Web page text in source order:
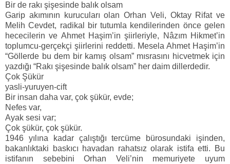
Bir de rakı şişesinde balık olsam
Garip akımının kurucuları olan Orhan Veli, Oktay Rifat ve
Melih Cevdet, radikal bir tutumla kendilerinden önce gelen
hececilerin ve Ahmet Haşim’in şiirleriyle, Nâzım Hikmet’in
toplumcu-gerçekçi şiirlerini reddetti. Mesela Ahmet Haşim’in
“Göllerde bu dem bir kamış olsam” mısrasını hicvetmek için
yazdığı “Rakı şişesinde balık olsam” her daim dillerdedir.
Çok Şükür
yasli-yuruyen-cift
Bir insan daha var, çok şükür, evde;
Nefes var,
Ayak sesi var;
Çok şükür, çok şükür.
1946 yılına kadar çalıştığı tercüme bürosundaki işinden,
bakanlıktaki baskıcı havadan rahatsız olarak istifa etti. Bu
istifanın sebebini Orhan Veli’nin memuriyete uyum